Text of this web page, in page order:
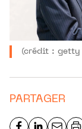
(crédit : getty
PARTAGER